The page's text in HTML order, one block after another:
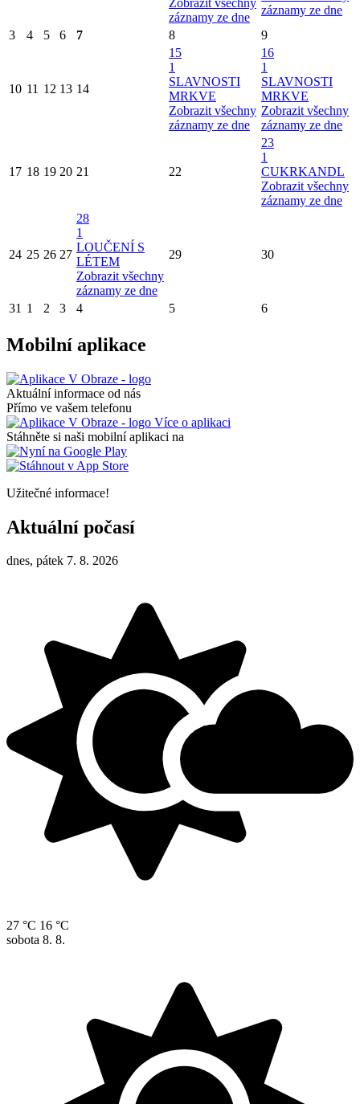
záznamy ze dne
záznamy ze dne
3
4 5 6 7 8 9
10 11 12 13 14
15
1
SLAVNOSTI
MRKVE
Zobrazit všechny
záznamy ze dne
16
1
SLAVNOSTI
MRKVE
Zobrazit všechny
záznamy ze dne
17 18 19 20 21 22
23
1
CUKRKANDL
Zobrazit všechny
záznamy ze dne
24 25 26 27
28
1
LOUČENÍ S
LÉTEM
Zobrazit všechny
záznamy ze dne
29 30
31 1 2 3 4 5 6
Mobilní aplikace
Aktuální informace od nás
Přímo ve vašem telefonu
Více o aplikaci
Stáhněte si naši mobilní aplikaci na
Užitečné informace!
Aktuální počasí
dnes, pátek 7. 8. 2026
27 °C 16 °C
sobota 8. 8.